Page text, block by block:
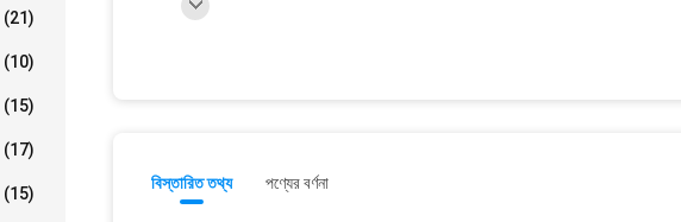
(21)
(10)
(15)
(17)
(15)
বিস্তারিত তথ্য পণ্যের বর্ণনা